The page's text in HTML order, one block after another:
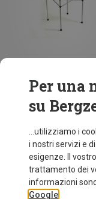
Risparmi 23%
Per una
su
...utilizziamo i
i nostri servizi e
esigenze. Il
trattamento dei
informazioni
Google